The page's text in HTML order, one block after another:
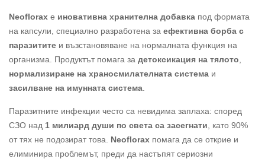
Neoflorax е иновативна хранителна добавка под формата
на капсули, специално разработена за ефективна борба с
паразитите и възстановяване на нормалната функция на
организма. Продуктът помага за детоксикация на тялото
нормализиране на храносмилателната система и
засилване на имунната система
Паразитните инфекции често са невидима заплаха: според
СЗО над 1 милиард души по света са засегнати , като 90%
от тях не подозират това. Neoflorax помага да се открие и
елиминира проблемът, преди да настъпят сериозни